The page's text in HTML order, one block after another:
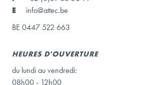
E
info@attec.be
BE 0447 522 663
HEURES D'OUVERTURE
du lundi au vendredi:
08h00 - 12h00